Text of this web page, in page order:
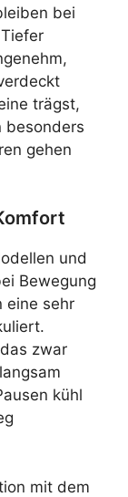
bei
trägst,
besonders
gehen
und
Bewegung
eine sehr
zwar
kühl
mit dem